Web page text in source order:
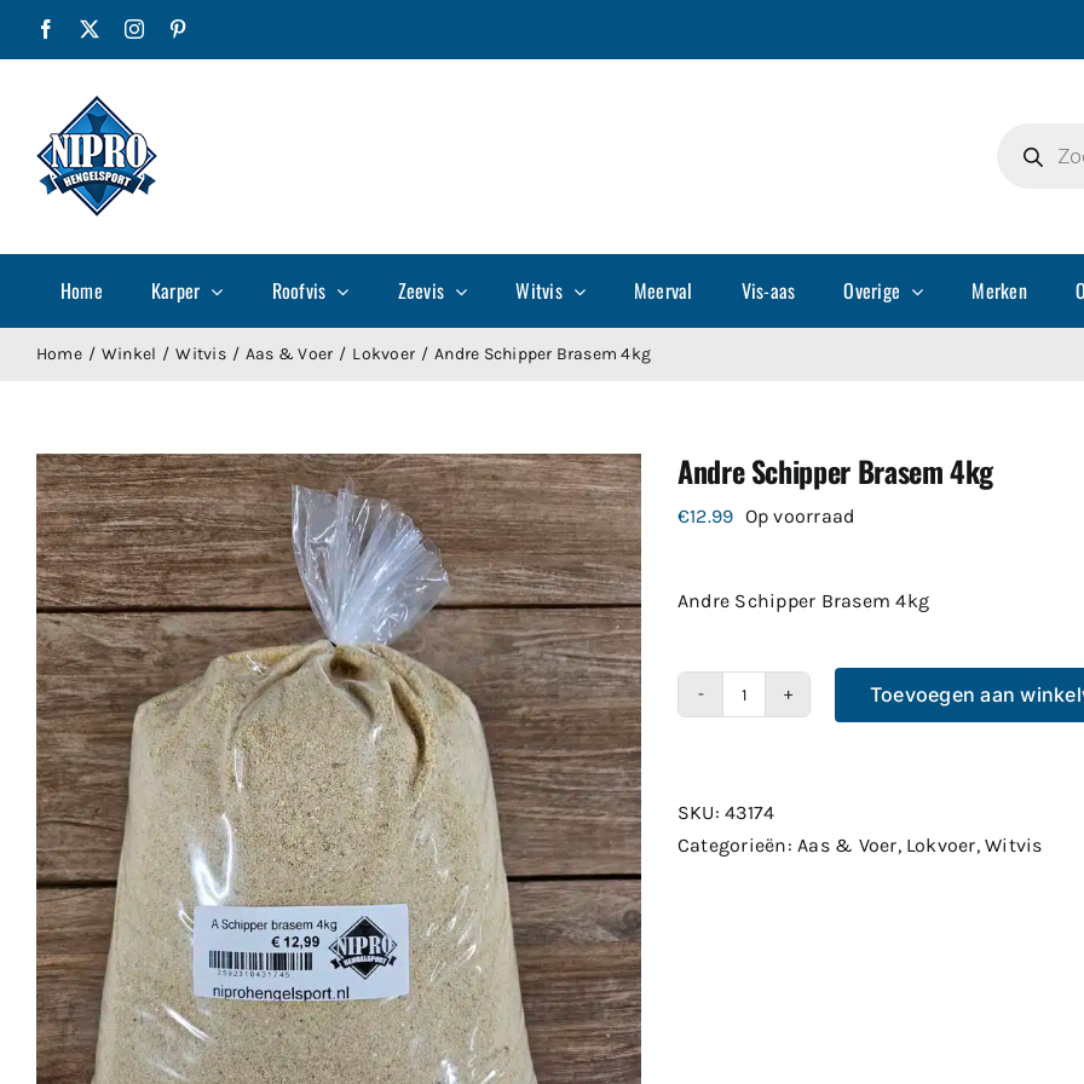
Facebook Instagram
zoeken
Home Karper Roofvis Zeevis Witvis Meerval Vis-aas Overige Merken
Home Winkel Witvis Aas & Voer Lokvoer Andre Schipper Brasem 4kg
Andre Schipper Brasem 4kg
€12.99 Op voorraad
Andre Schipper Brasem 4kg
4kg
aantal
Toevoegen aan
SKU:43174
Categorieën:Aas & Voer, Lokvoer,Witvis